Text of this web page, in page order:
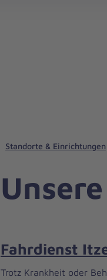
Standorte & Einrichtungen
Fahrdienst
Trotz Krankheit oder